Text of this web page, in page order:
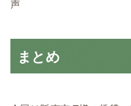
声
まとめ